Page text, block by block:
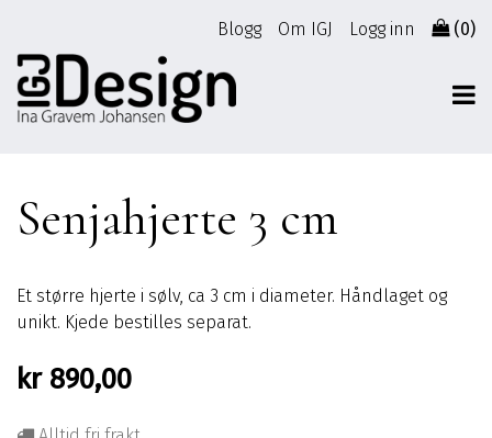
innhold
Blogg Om IGJ Logg inn (0)
Senjahjerte 3 cm
Et større hjerte i sølv, ca 3 cm i diameter. Håndlaget og
unikt. Kjede bestilles separat.
kr890,00